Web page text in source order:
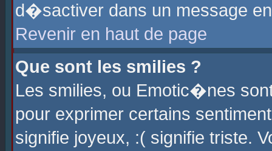
d�sactiver dans un message
Revenir en haut de page
Que sont les smilies ?
Les smilies, ou Emotic�nes
pour exprimer certains
signifie joyeux, :( signifie triste.